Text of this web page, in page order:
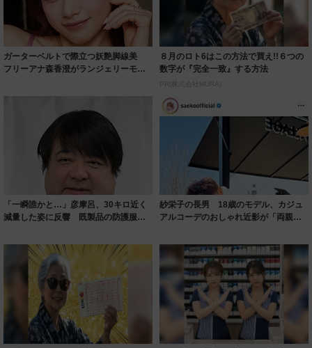
ガーターベルトで際立つ妖艶脚線美
フリーアナ森香澄がランジェリーモデ
８月のロト6はこの方法で買え!!６つの
数字が『完全一致』する方法
PR(株式会社MURA)
「一瞬誰かと…」彦摩呂、30キロ近く
減量した姿に反響 既製品の防護服が
紗栄子の長男 18歳のモデル、カジュ
アルコーデのおしゃれ近影が「両親の